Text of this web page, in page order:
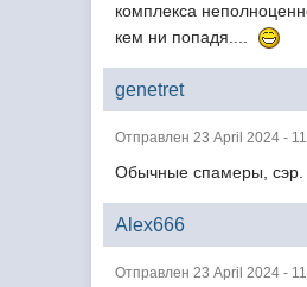
комплекса
кем ни попадя....
genetret
Отправлен 23 April 2024 -
Обычные спамеры, сэр.
Alex666
Отправлен 23 April 2024 -